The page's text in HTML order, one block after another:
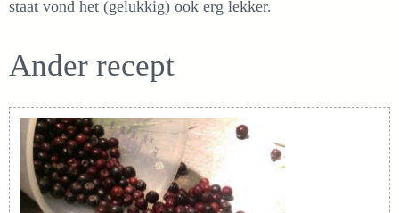
staat vond het (gelukkig) ook erg lekker.
Ander recept